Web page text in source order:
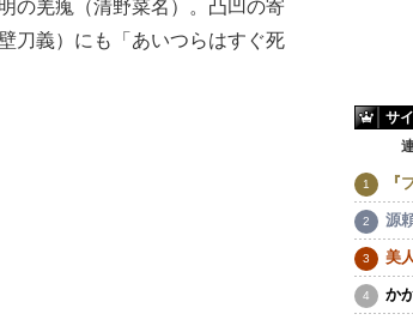
の羌瘣（清野菜名）。凸凹の寄
刀義）にも「あいつらはすぐ死
サ
『
源
美
か